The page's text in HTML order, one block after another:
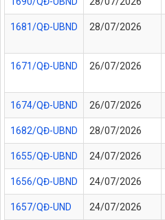
1681/QĐ-UBND 28/07/2026
1671/QĐ-UBND 26/07/2026
1674/QĐ-UBND 26/07/2026
1682/QĐ-UBND 28/07/2026
1655/QĐ-UBND 24/07/2026
1656/QĐ-UBND 24/07/2026
1657/QĐ-UND 24/07/2026